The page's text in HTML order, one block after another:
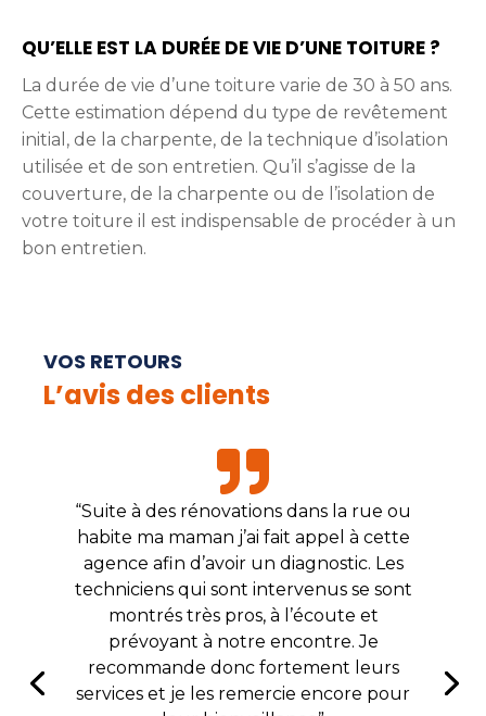
QU’ELLE EST LA DURÉE DE VIE D’UNE TOITURE ?
La durée de vie d’une toiture varie de 30 à 50 ans.
Cette estimation dépend du type de revêtement
initial, de la charpente, de la technique d’isolation
utilisée et de son entretien. Qu’il s’agisse de la
couverture, de la charpente ou de l’isolation de
votre toiture il est indispensable de procéder à un
bon entretien.
VOS RETOURS
L’avis des clients

“Suite à des rénovations dans la rue ou
habite ma maman j’ai fait appel à cette
agence afin d’avoir un diagnostic. Les
techniciens qui sont intervenus se sont
montrés très pros, à l’écoute et
prévoyant à notre encontre. Je
recommande donc fortement leurs
services et je les remercie encore pour